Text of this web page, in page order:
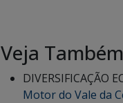
Veja Também
DIVERSIFICAÇÃO
Motor do Vale da